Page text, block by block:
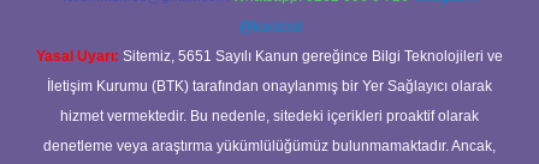
@karabul
Yasal Uyarı: Sitemiz, 5651 Sayılı Kanun gereğince Bilgi Teknolojileri ve
İletişim Kurumu (BTK) tarafından onaylanmış bir Yer Sağlayıcı olarak
hizmet vermektedir. Bu nedenle, sitedeki içerikleri proaktif olarak
denetleme veya araştırma yükümlülüğümüz bulunmamaktadır. Ancak,